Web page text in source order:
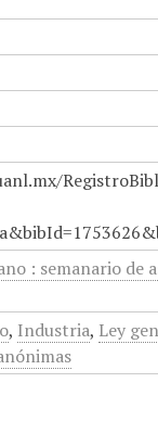
: semanario de
, Industria, Ley